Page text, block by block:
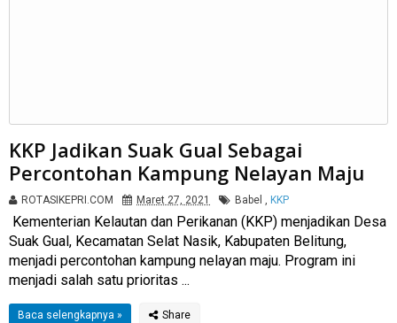
KKP Jadikan Suak Gual Sebagai
Percontohan Kampung Nelayan Maju
ROTASIKEPRI.COM Maret 27, 2021 Babel , KKP
Kementerian Kelautan dan Perikanan (KKP) menjadikan Desa
Suak Gual, Kecamatan Selat Nasik, Kabupaten Belitung,
menjadi percontohan kampung nelayan maju. Program ini
menjadi salah satu prioritas ...
Baca selengkapnya »